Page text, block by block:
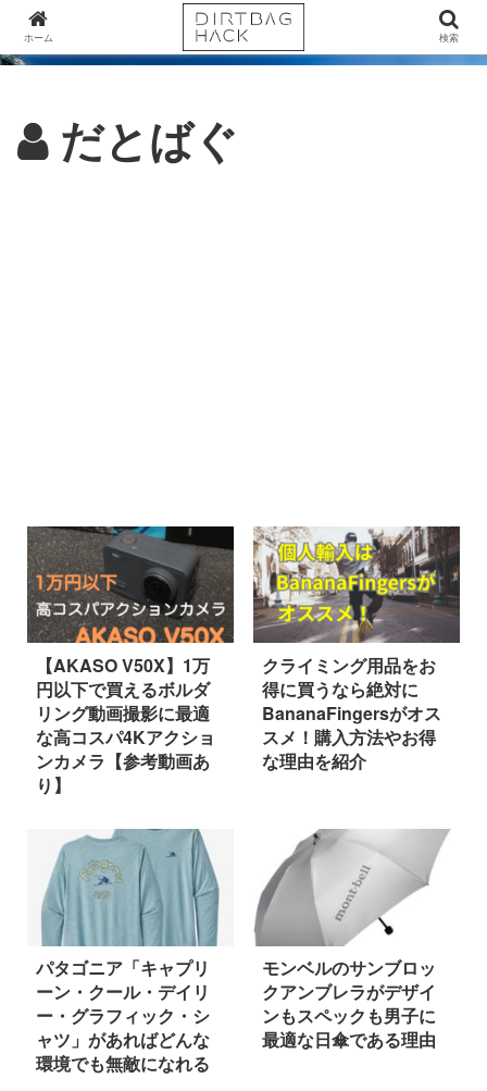
だとばぐ
【AKASO V50X】1万
円以下で買えるボルダ
リング動画撮影に最適
な高コスパ4Kアクショ
ンカメラ【参考動画あ
り】
クライミング用品をお
得に買うなら絶対に
BananaFingersがオス
スメ！購入方法やお得
な理由を紹介
パタゴニア「キャプリ
ーン・クール・デイリ
ー・グラフィック・シ
ャツ」があればどんな
環境でも無敵になれる
モンベルのサンブロッ
クアンブレラがデザイ
ンもスペックも男子に
最適な日傘である理由
ホーム 検索